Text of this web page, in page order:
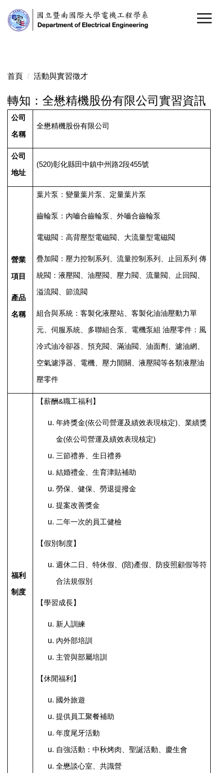
到
主
區
首頁 活動與實習徵才
轉知：全懋精機股份有限公司實習資訊
公司
名稱
全懋精機股份有限公司
公司
地址
(520)彰化縣田中鎮中州路2段455號
營業
項目
產品
名稱
葉片泵：變量葉片泵、定量葉片泵
齒輪泵：內嚙合齒輪泵、外嚙合齒輪泵
電磁閥：高背壓型電磁閥、大流量型電磁閥
疊加閥：壓力控制系列、流量控制系列、止回系列 傳
統閥：液壓閥、油壓閥、壓力閥、流量閥、止回閥、
溢流閥、節流閥
組合與系統：客製化液壓站、客製化油油壓動力單
元、伺服系統、多聯組合泵、電機泵組 油壓零件：風
冷式油冷卻器、預充閥、滿油閥、油面劑、濾油網、
空氣濾淨器、電機、壓力開關、液壓閥等各類液壓油
壓零件
福利
制度
【薪酬&職工福利】
年終獎金(依公司營運及績效表現核定)、業績獎
金(依公司營運及績效表現核定)
三節禮券、生日禮券
結婚禮金、生育津貼補助
勞保、健保、勞退提撥金
提案改善獎金
二年一次的員工健檢
【假別制度】
週休二日、特休假、(陪)產假、防疫照顧假等符
合法規假別
【學習成長】
新人訓練
內外部培訓
主管與部屬培訓
【休閒福利】
國外旅遊
提供員工聚餐補助
年度尾牙活動
自強活動：中秋烤肉、聖誕活動、慶生會
全懋談心室、共識營